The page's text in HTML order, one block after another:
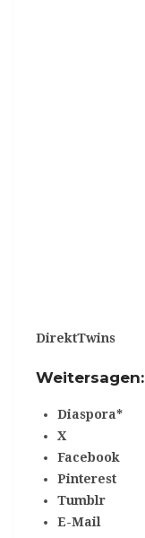
DirektTwins
Weitersagen:
Diaspora*
X
Facebook
Pinterest
Tumblr
E-Mail